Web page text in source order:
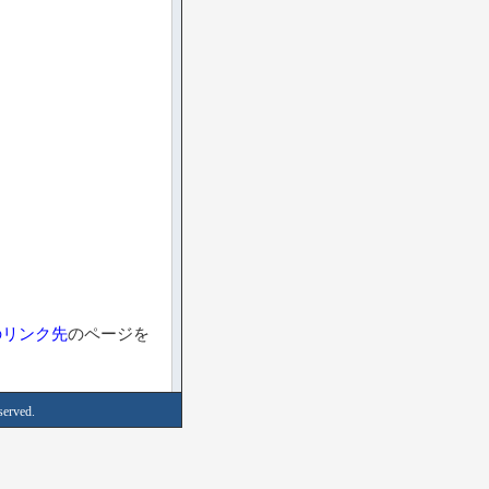
ンク先のページを